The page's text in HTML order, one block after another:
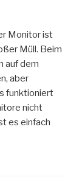
Monitor ist
Müll. Beim
auf dem
aber
funktioniert
nicht
es einfach